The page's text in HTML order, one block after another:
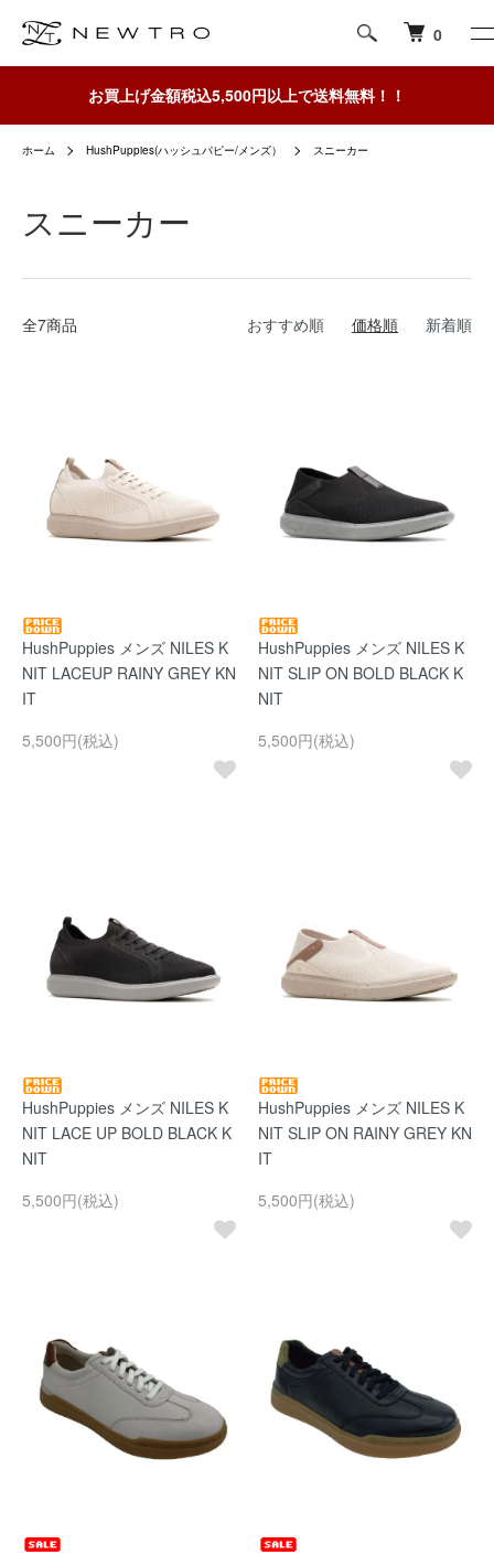
0
お買上げ金額税込5,500円以上で送料無料！！
ホーム HushPuppies(ハッシュパピー/メンズ） スニーカー
スニーカー
全7商品 おすすめ順 価格順 新着順
HushPuppies メンズ NILES K
NIT LACEUP RAINY GREY KN
IT
5,500円(税込)
HushPuppies メンズ NILES K
NIT SLIP ON BOLD BLACK K
NIT
5,500円(税込)
HushPuppies メンズ NILES K
NIT LACE UP BOLD BLACK K
NIT
5,500円(税込)
HushPuppies メンズ NILES K
NIT SLIP ON RAINY GREY KN
IT
5,500円(税込)